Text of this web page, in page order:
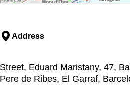
Address
Street, Eduard Maristany, 47,
Pere de Ribes, El Garraf,